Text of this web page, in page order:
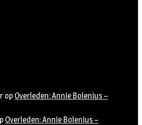
op Overleden: Annie Bolenius –
Overleden: Annie Bolenius –